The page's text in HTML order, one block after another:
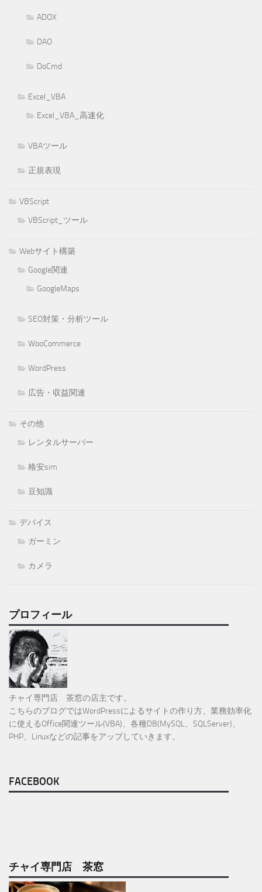
ADOX
DAO
DoCmd
Excel_VBA
Excel_VBA_高速化
VBAツール
正規表現
VBScript
VBScript_ツール
Webサイト構築
Google関連
GoogleMaps
SEO対策・分析ツール
WooCommerce
WordPress
広告・収益関連
その他
レンタルサーバー
格安sim
豆知識
デバイス
ガーミン
カメラ
プロフィール
チャイ専門店 茶窓の店主です。
こちらのブログではWordPressによるサイトの作り方、業務効率化
に使えるOffice関連ツール(VBA)、各種DB(MySQL、SQLServer)、
PHP、Linuxなどの記事をアップしていきます。
FACEBOOK
チャイ専門店 茶窓